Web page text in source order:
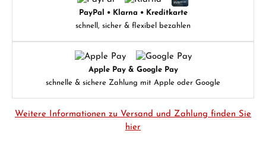
PayPal • Klarna • Kreditkarte
schnell, sicher & flexibel bezahlen
Apple Pay & Google Pay
schnelle & sichere Zahlung mit Apple oder Google
Weitere Informationen zu Versand und Zahlung finden Sie
hier